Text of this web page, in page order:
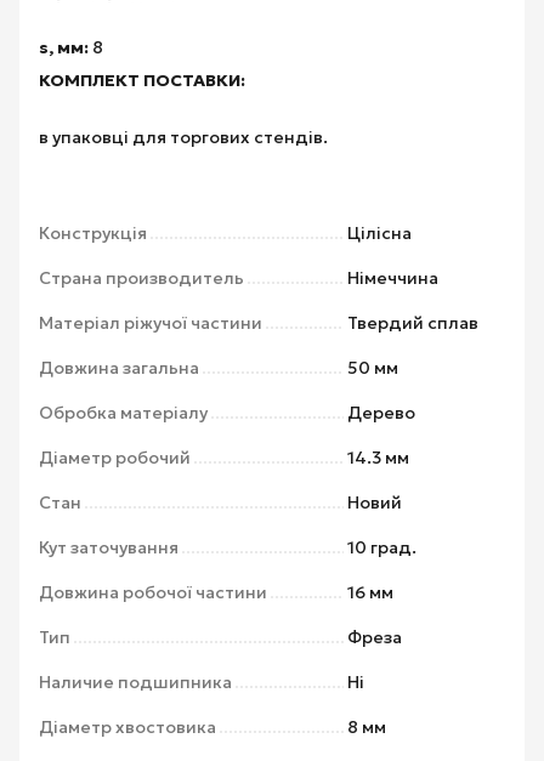
s, мм: 8
КОМПЛЕКТ ПОСТАВКИ:
в упаковці для торгових стендів.
Конструкція Цілісна
Страна производитель Німеччина
Матеріал ріжучої частини Твердий сплав
Довжина загальна 50 мм
Обробка матеріалу Дерево
Діаметр робочий 14.3 мм
Стан Новий
Кут заточування 10 град.
Довжина робочої частини 16 мм
Тип Фреза
Наличие подшипника Ні
Діаметр хвостовика 8 мм